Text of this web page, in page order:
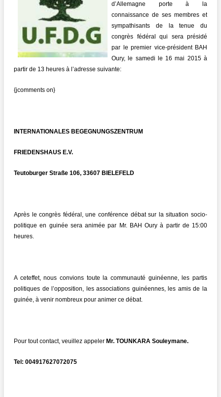
d’Allemagne porte à la
connaissance de ses membres et
sympathisants de la tenue du
congrès fédéral qui sera présidé
par le premier vice-président BAH
Oury, le samedi le 16 mai 2015 à
partir de 13 heures à l’adresse suivante:
{jcomments on}
INTERNATIONALES BEGEGNUNGSZENTRUM
FRIEDENSHAUS E.V.
Teutoburger Straße 106, 33607 BIELEFELD
Après le congrès fédéral, une conférence débat sur la situation socio-
politique en guinée sera animée par Mr. BAH Oury à partir de 15:00
heures.
A ceteffet, nous convions toute la communauté guinéenne, les partis
politiques de l’opposition, les associations guinéennes, les amis de la
guinée, à venir nombreux pour animer ce débat.
Pour tout contact, veuillez appeler Mr. TOUNKARA Souleymane.
Tel: 004917627072075